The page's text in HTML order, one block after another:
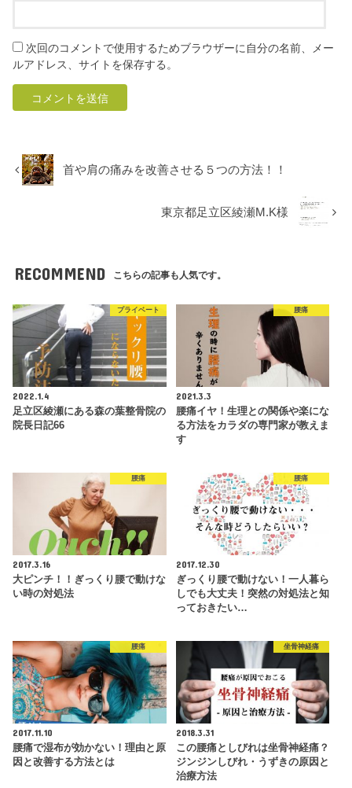
次回のコメントで使用するためブラウザーに自分の名前、メー
ルアドレス、サイトを保存する。
首や肩の痛みを改善させる５つの方法！！
東京都足立区綾瀬M.K様
RECOMMEND こちらの記事も人気です。
プライベート
2022.1.4
足立区綾瀬にある森の葉整骨院の
院長日記66
腰痛
2021.3.3
腰痛イヤ！生理との関係や楽にな
る方法をカラダの専門家が教えま
す
腰痛
2017.3.16
大ピンチ！！ぎっくり腰で動けな
い時の対処法
腰痛
2017.12.30
ぎっくり腰で動けない！一人暮ら
しでも大丈夫！突然の対処法と知
っておきたい…
腰痛
2017.11.10
腰痛で湿布が効かない！理由と原
因と改善する方法とは
坐骨神経痛
2018.3.31
この腰痛としびれは坐骨神経痛？
ジンジンしびれ・うずきの原因と
治療方法